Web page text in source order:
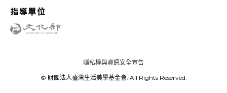
指導單位
隱私權與資訊安全宣告
© 財團法人臺灣生活美學基金會. All Rights Reserved.